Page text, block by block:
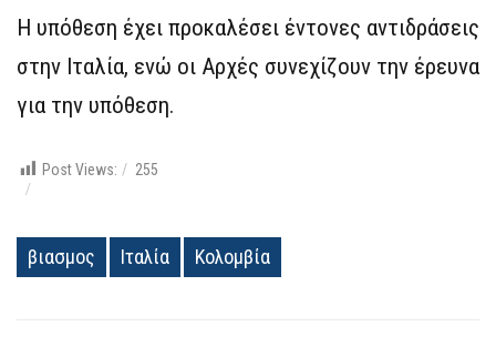
Η υπόθεση έχει προκαλέσει έντονες αντιδράσεις
στην Ιταλία, ενώ οι Αρχές συνεχίζουν την έρευνα
για την υπόθεση.
Post Views: 255
βιασμος Ιταλία Κολομβία